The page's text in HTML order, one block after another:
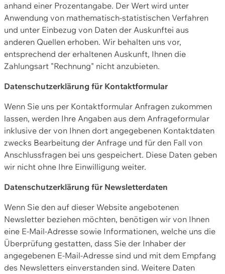
anhand einer Prozentangabe. Der Wert wird unter
Anwendung von mathematisch-statistischen Verfahren
und unter Einbezug von Daten der Auskunftei aus
anderen Quellen erhoben. Wir behalten uns vor,
entsprechend der erhaltenen Auskunft, Ihnen die
Zahlungsart "Rechnung" nicht anzubieten.
Datenschutzerklärung für Kontaktformular
Wenn Sie uns per Kontaktformular Anfragen zukommen
lassen, werden Ihre Angaben aus dem Anfrageformular
inklusive der von Ihnen dort angegebenen Kontaktdaten
zwecks Bearbeitung der Anfrage und für den Fall von
Anschlussfragen bei uns gespeichert. Diese Daten geben
wir nicht ohne Ihre Einwilligung weiter.
Datenschutzerklärung für Newsletterdaten
Wenn Sie den auf dieser Website angebotenen
Newsletter beziehen möchten, benötigen wir von Ihnen
eine E-Mail-Adresse sowie Informationen, welche uns die
Überprüfung gestatten, dass Sie der Inhaber der
angegebenen E-Mail-Adresse sind und mit dem Empfang
des Newsletters einverstanden sind. Weitere Daten